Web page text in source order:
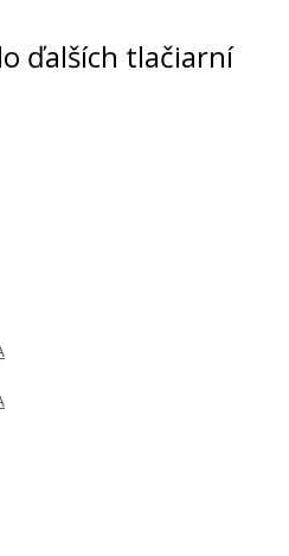
€
do košíka
s Canon CLI-581PB
modrá)
náplň
ďalších tlačiarní